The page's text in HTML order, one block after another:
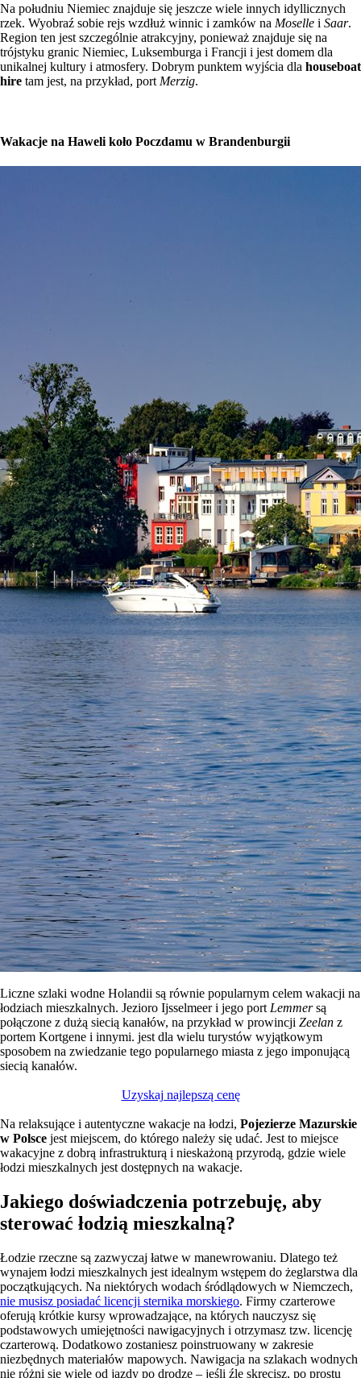
Na południu Niemiec znajduje się jeszcze wiele innych idyllicznych
rzek. Wyobraź sobie rejs wzdłuż winnic i zamków na Moselle i Saar.
Region ten jest szczególnie atrakcyjny, ponieważ znajduje się na
trójstyku granic Niemiec, Luksemburga i Francji i jest domem dla
unikalnej kultury i atmosfery. Dobrym punktem wyjścia dla houseboat
hire tam jest, na przykład, port Merzig.
Wakacje na Haweli koło Poczdamu w Brandenburgii
Liczne szlaki wodne Holandii są równie popularnym celem wakacji na
łodziach mieszkalnych. Jezioro Ijsselmeer i jego port Lemmersą
połączone z dużą siecią kanałów, na przykład w prowincji Zeelan z
portem Kortgene i innymi. jest dla wielu turystów wyjątkowym
sposobem na zwiedzanie tego popularnego miasta z jego imponującą
siecią kanałów.
Uzyskaj najlepszą cenę
Na relaksujące i autentyczne wakacje na łodzi, Pojezierze Mazurskie
w Polsce jest miejscem, do którego należy się udać. Jest to miejsce
wakacyjne z dobrą infrastrukturą i nieskażoną przyrodą, gdzie wiele
łodzi mieszkalnych jest dostępnych na wakacje.
Jakiego doświadczenia potrzebuję, aby
sterować łodzią mieszkalną?
Łodzie rzeczne są zazwyczaj łatwe w manewrowaniu. Dlatego też
wynajem łodzi mieszkalnych jest idealnym wstępem do żeglarstwa dla
początkujących. Na niektórych wodach śródlądowych w Niemczech,
nie musisz posiadać licencji sternika morskiego. Firmy czarterowe
oferują krótkie kursy wprowadzające, na których nauczysz się
podstawowych umiejętności nawigacyjnych i otrzymasz tzw. licencję
czarterową. Dodatkowo zostaniesz poinstruowany w zakresie
niezbędnych materiałów mapowych. Nawigacja na szlakach wodnych
nie różni się wiele od jazdy po drodze – jeśli źle skręcisz, po prostu